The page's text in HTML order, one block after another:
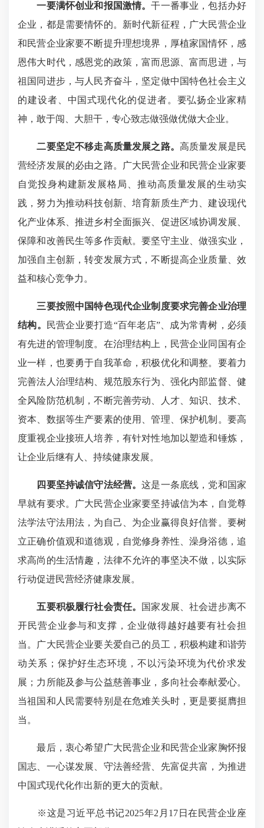
一要满怀创业和报国激情。干一番事业，包括办好
企业，都是需要情怀的。新时代新征程，广大民营企业
和民营企业家要不断提升理想境界，厚植家国情怀，感
恩伟大时代，感恩党的政策，富而思源、富而思进，与
祖国同进步，与人民齐奋斗，坚定做中国特色社会主义
的建设者、中国式现代化的促进者。要弘扬企业家精
神，敢于闯、大胆干，专心致志做强做优做大企业。
二要坚定不移走高质量发展之路。 高质量发展是民
营经济发展的必由之路。广大民营企业和民营企业家要
自觉投身构建新发展格局、推动高质量发展的生动实
践，努力为推动科技创新、培育新质生产力、建设现代
化产业体系、推进乡村全面振兴、促进区域协调发展、
保障和改善民生等多作贡献。要坚守主业、做强实业，
加强自主创新，转变发展方式，不断提高企业质量、效
益和核心竞争力。
三要按照中国特色现代企业制度要求完善企业治理
结构。
民营企业要打造“百年老店”、成为常青树，必须
有先进的管理制度。在治理结构上，民营企业同国有企
业一样，也要勇于自我革命，积极优化和调整。要着力
完善法人治理结构、规范股东行为、强化内部监督、健
全风险防范机制，不断完善劳动、人才、知识、技术、
资本、数据等生产要素的使用、管理、保护机制。要高
度重视企业接班人培养，有针对性地加以塑造和锤炼，
让企业后继有人、持续健康发展。
四要坚持诚信守法经营。这是一条底线，党和国家
早就有要求。广大民营企业家要坚持诚信为本，自觉尊
法学法守法用法，为自己、为企业赢得良好信誉。要树
立正确价值观和道德观，自觉修身养性、澡身浴德，追
求高尚的生活情趣，法律不允许的事坚决不做，以实际
行动促进民营经济健康发展。
五要积极履行社会责任。
国家发展、社会进步离不
开民营企业参与和支撑，企业做得越好越要有社会担
当。广大民营企业要关爱自己的员工，积极构建和谐劳
动关系；保护好生态环境，不以污染环境为代价求发
展；力所能及参与公益慈善事业，多向社会奉献爱心。
当祖国和人民需要特别是在危难关头时，更是要挺膺担
当。
最后，衷心希望广大民营企业和民营企业家胸怀报
国志、一心谋发展、守法善经营、先富促共富，为推进
中国式现代化作出新的更大的贡献。
※这是习近平总书记2025年2月17日在民营企业座